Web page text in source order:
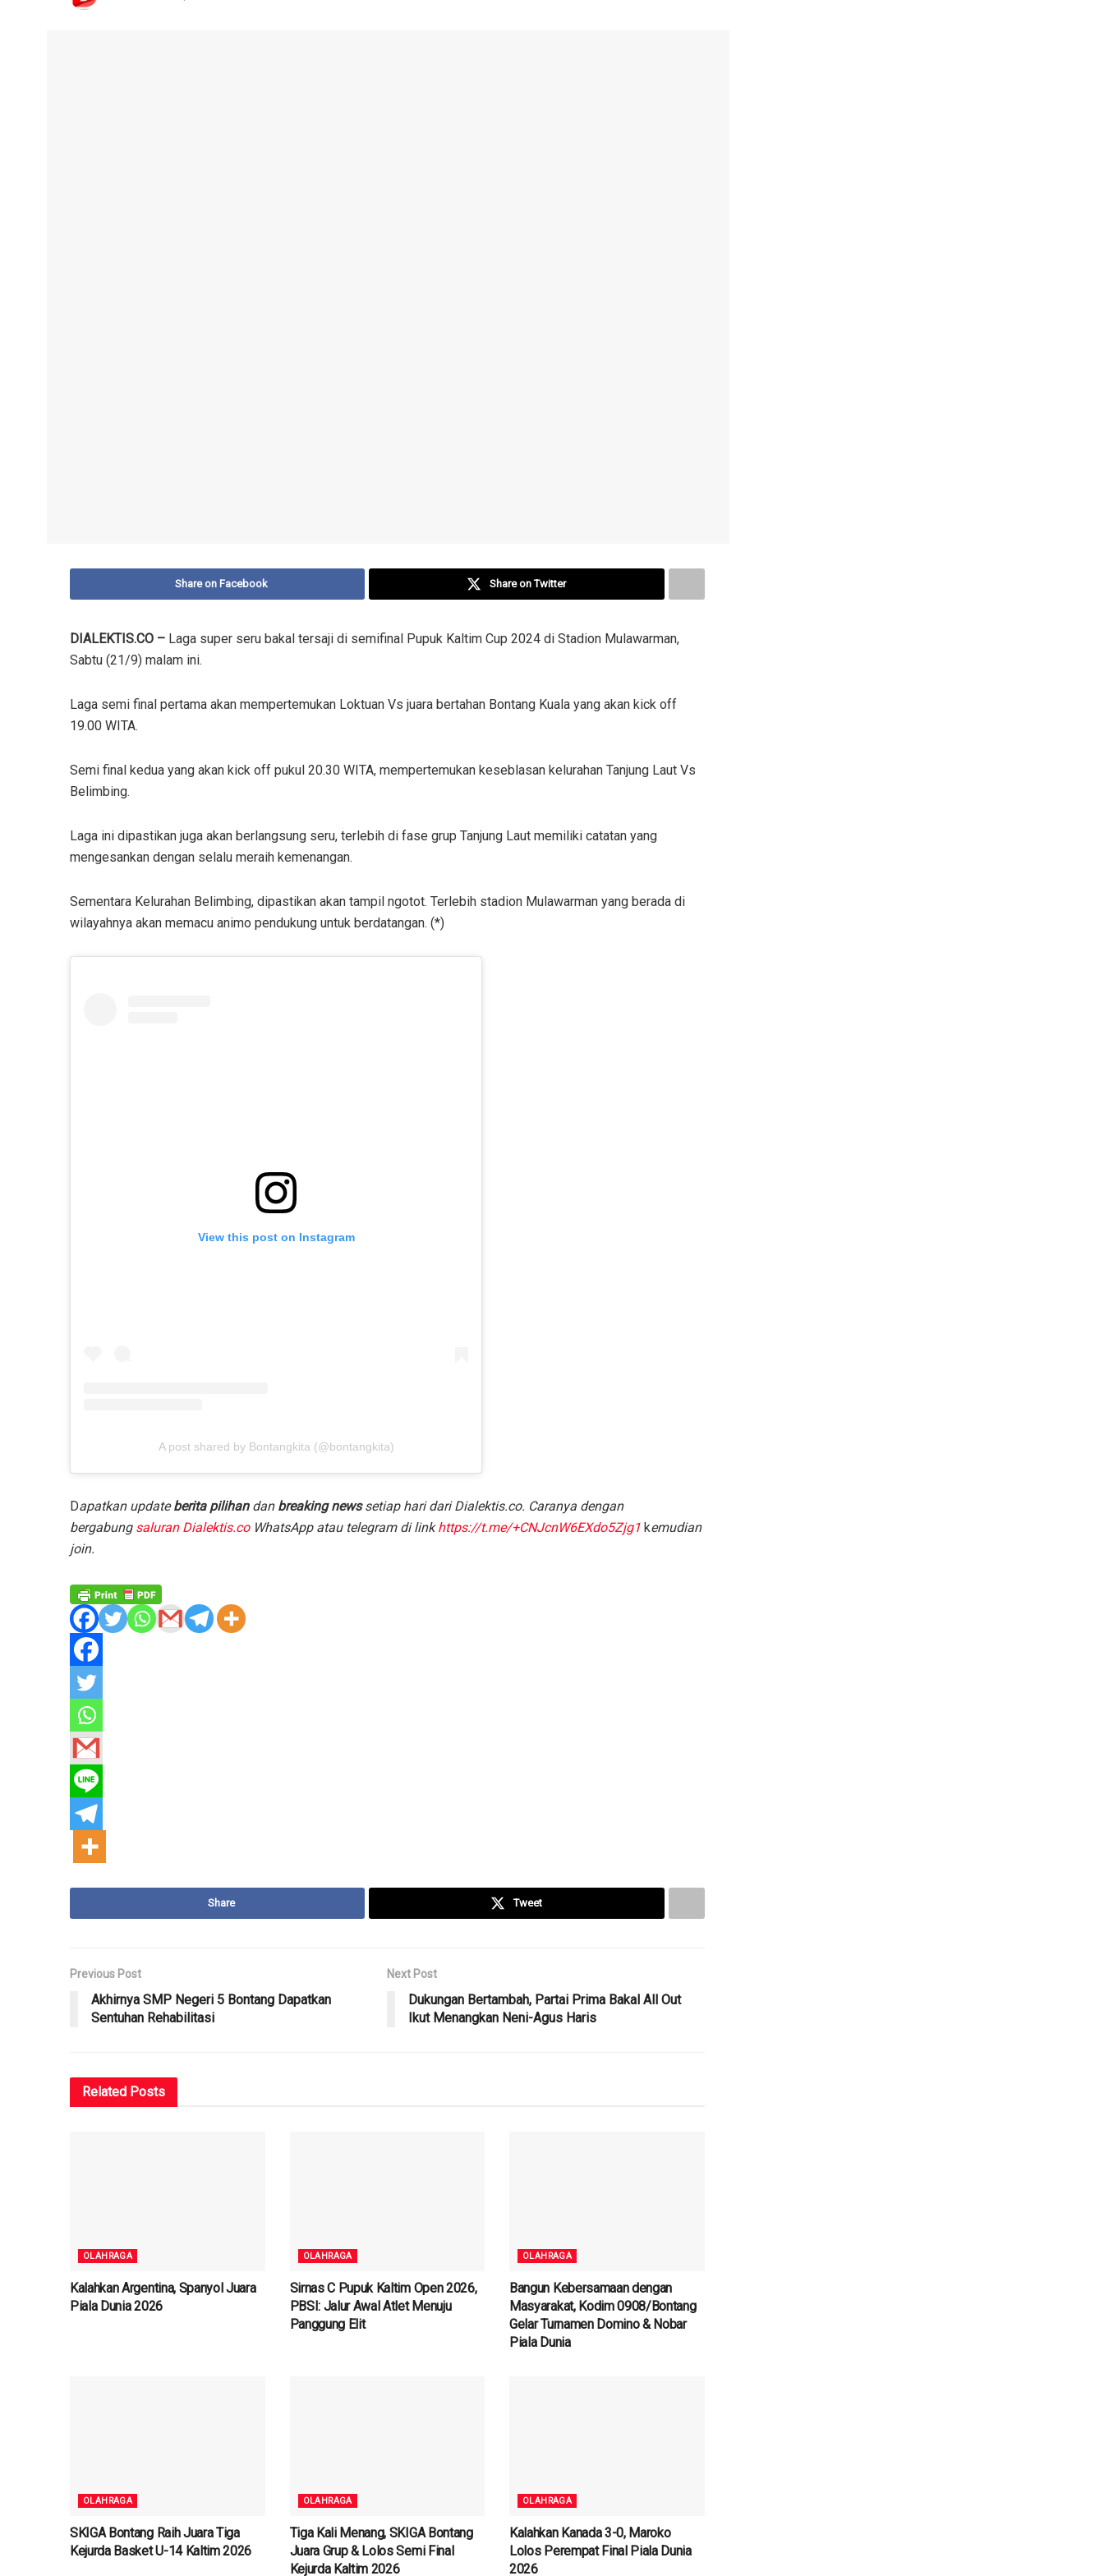
Share on Facebook Share on Twitter
DIALEKTIS.CO – Laga super seru bakal tersaji di semifinal Pupuk Kaltim Cup 2024 di Stadion Mulawarman,
Sabtu (21/9) malam ini.
Laga semi final pertama akan mempertemukan Loktuan Vs juara bertahan Bontang Kuala yang akan kick off
19.00 WITA.
Semi final kedua yang akan kick off pukul 20.30 WITA, mempertemukan keseblasan kelurahan Tanjung Laut Vs
Belimbing.
Laga ini dipastikan juga akan berlangsung seru, terlebih di fase grup Tanjung Laut memiliki catatan yang
mengesankan dengan selalu meraih kemenangan.
Sementara Kelurahan Belimbing, dipastikan akan tampil ngotot. Terlebih stadion Mulawarman yang berada di
wilayahnya akan memacu animo pendukung untuk berdatangan. (*)
View this post on Instagram
A post shared by Bontangkita (@bontangkita)
Dapatkan updateberita pilihan dan breaking newssetiap hari dari Dialektis.co. Caranya dengan
bergabung saluran Dialektis.coWhatsApp atau telegram di linkhttps://t.me/+CNJcnW6EXdo5Zjg1 kemudian
join.
Share Tweet
Previous Post
Akhirnya SMP Negeri 5 Bontang Dapatkan
Sentuhan Rehabilitasi
Next Post
Dukungan Bertambah, Partai Prima Bakal All Out
Ikut Menangkan Neni-Agus Haris
Related Posts
OLAHRAGA
Kalahkan Argentina, Spanyol Juara
Piala Dunia 2026
OLAHRAGA
Sirnas C Pupuk Kaltim Open 2026,
PBSI: Jalur Awal Atlet Menuju
Panggung Elit
OLAHRAGA
Bangun Kebersamaan dengan
Masyarakat, Kodim 0908/Bontang
Gelar Turnamen Domino & Nobar
Piala Dunia
OLAHRAGA
SKIGA Bontang Raih Juara Tiga
Kejurda Basket U-14 Kaltim 2026
OLAHRAGA
Tiga Kali Menang, SKIGA Bontang
Juara Grup & Lolos Semi Final
Kejurda Kaltim 2026
OLAHRAGA
Kalahkan Kanada 3-0, Maroko
Lolos Perempat Final Piala Dunia
2026